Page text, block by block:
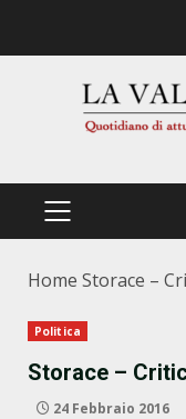
PRIMÄRES
Home Storace –
Politica
Storace –
24 Febbraio 2016